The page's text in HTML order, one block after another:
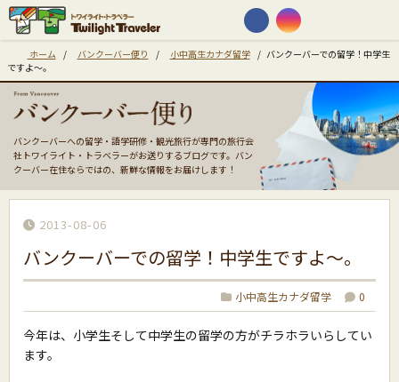
ホーム / バンクーバー便り / 小中高生カナダ留学 / バンクーバーでの留学！中学生
ですよ〜。
バンクーバーへの留学・語学研修・観光旅行が専門の旅行会
社トワイライト・トラベラーがお送りするブログです。バン
クーバー在住ならではの、新鮮な情報をお届けします！
2013-08-06
バンクーバーでの留学！中学生ですよ〜。
小中高生カナダ留学 0
今年は、小学生そして中学生の留学の方がチラホラいらしてい
ます。